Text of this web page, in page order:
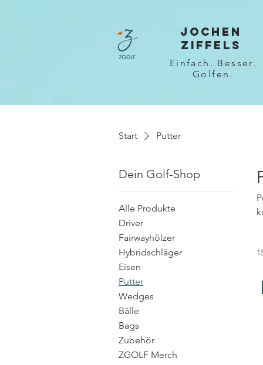
JOCHEN
ZIFFELS
Einfach. Besser.
Golfen.
Start Putter
Dein Golf-Shop
Alle Produkte
Driver
Fairwayhölzer
Hybridschläger
Eisen
Putter
Wedges
Bälle
Bags
Zubehör
ZGOLF Merch